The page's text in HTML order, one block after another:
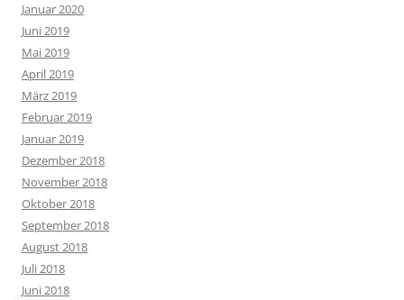
Januar 2020
Juni 2019
Mai 2019
April 2019
März 2019
Februar 2019
Januar 2019
Dezember 2018
November 2018
Oktober 2018
September 2018
August 2018
Juli 2018
Juni 2018